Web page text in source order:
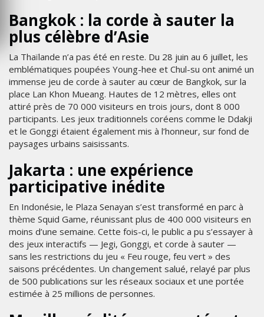
Bangkok : la corde à sauter la
plus célèbre d’Asie
La Thaïlande n’a pas été en reste. Du 28 juin au 6 juillet, les
emblématiques poupées Young-hee et Chul-su ont animé un
immense jeu de corde à sauter au cœur de Bangkok, sur la
place Lan Khon Mueang. Hautes de 12 mètres, elles ont
attiré près de 70 000 visiteurs en trois jours, dont 8 000
participants. Les jeux traditionnels coréens comme le Ddakji
et le Gonggi étaient également mis à l’honneur, sur fond de
paysages urbains saisissants.
Jakarta : une expérience
participative inédite
En Indonésie, le Plaza Senayan s’est transformé en parc à
thème Squid Game, réunissant plus de 400 000 visiteurs en
moins d’une semaine. Cette fois-ci, le public a pu s’essayer à
des jeux interactifs — Jegi, Gonggi, et corde à sauter —
sans les restrictions du jeu « Feu rouge, feu vert » des
saisons précédentes. Un changement salué, relayé par plus
de 500 publications sur les réseaux sociaux et une portée
estimée à 25 millions de personnes.